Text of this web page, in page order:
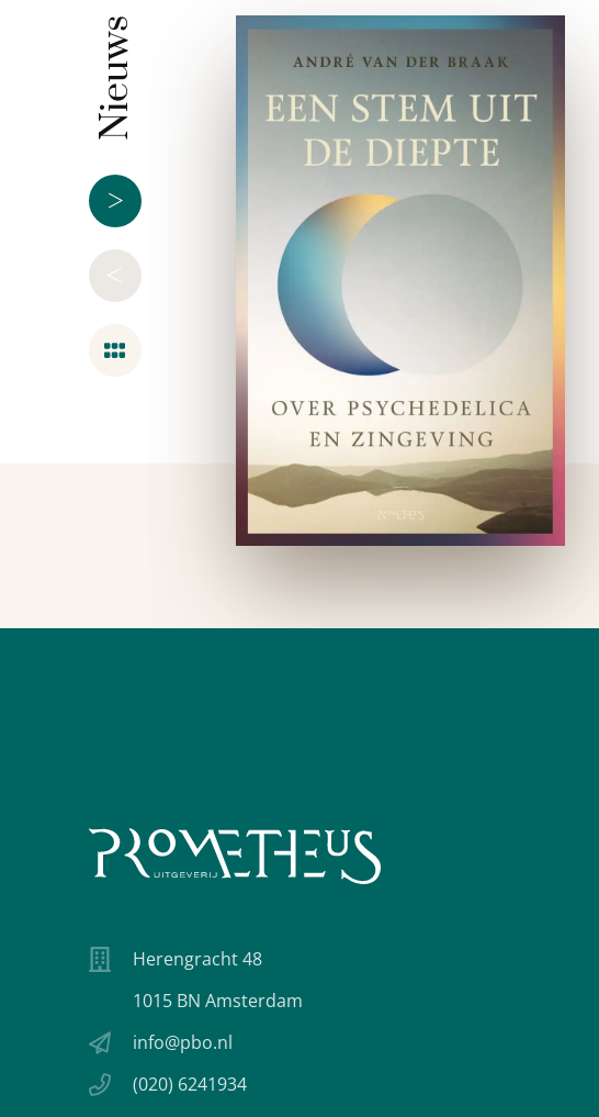
Nieuws
>
<
Herengracht 48
1015 BN Amsterdam
info@pbo.nl
(020) 6241934